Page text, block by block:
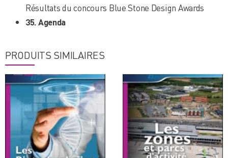
Résultats du concours Blue Stone Design Awards
35. Agenda
PRODUITS SIMILAIRES